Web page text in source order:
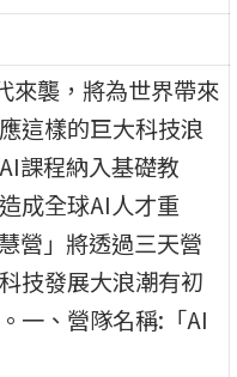
來襲，將為世界帶來
這樣的巨大科技浪
課程納入基礎教
成全球AI人才重
營」將透過三天營
技發展大浪潮有初
一、營隊名稱:「AI